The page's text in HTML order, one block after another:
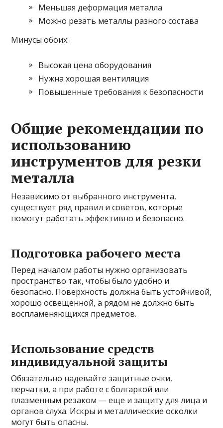
Меньшая деформация металла
Можно резать металлы разного состава
Минусы обоих:
Высокая цена оборудования
Нужна хорошая вентиляция
Повышенные требования к безопасности
Общие рекомендации по
использованию
инструментов для резки
металла
Независимо от выбранного инструмента,
существует ряд правил и советов, которые
помогут работать эффективно и безопасно.
Подготовка рабочего места
Перед началом работы нужно организовать
пространство так, чтобы было удобно и
безопасно. Поверхность должна быть устойчивой,
хорошо освещенной, а рядом не должно быть
воспламеняющихся предметов.
Использование средств
индивидуальной защиты
Обязательно надевайте защитные очки,
перчатки, а при работе с болгаркой или
плазменным резаком — еще и защиту для лица и
органов слуха. Искры и металлические осколки
могут быть опасны.